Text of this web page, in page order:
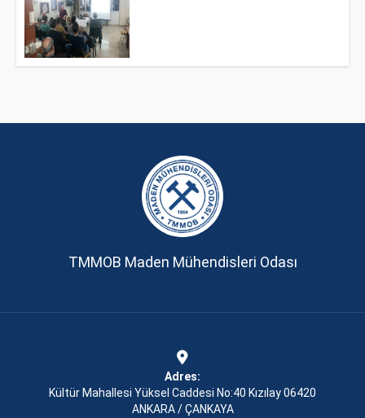
TMMOB Maden Mühendisleri Odası
Adres:
Kültür Mahallesi Yüksel Caddesi No:40 Kızılay 06420
ANKARA / ÇANKAYA